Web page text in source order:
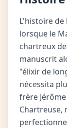
L'histoire de
lorsque le
chartreux
manuscrit
"élixir de
nécessita
frère
Chartreuse,